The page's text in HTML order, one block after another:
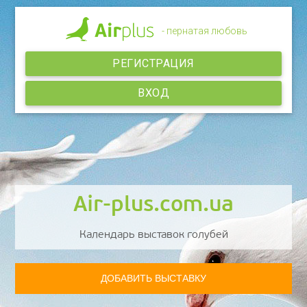
- пернатая любовь
ВХОД
РЕГИСТРАЦИЯ
Air-plus.com.ua
Календарь выставок голубей
ДОБАВИТЬ ВЫСТАВКУ